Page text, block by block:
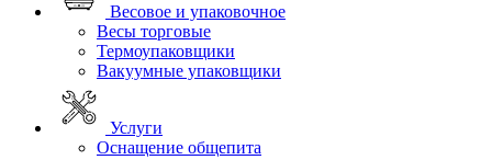
Весовое и упаковочное
Весы торговые
Термоупаковщики
Вакуумные упаковщики
Услуги
Оснащение общепита